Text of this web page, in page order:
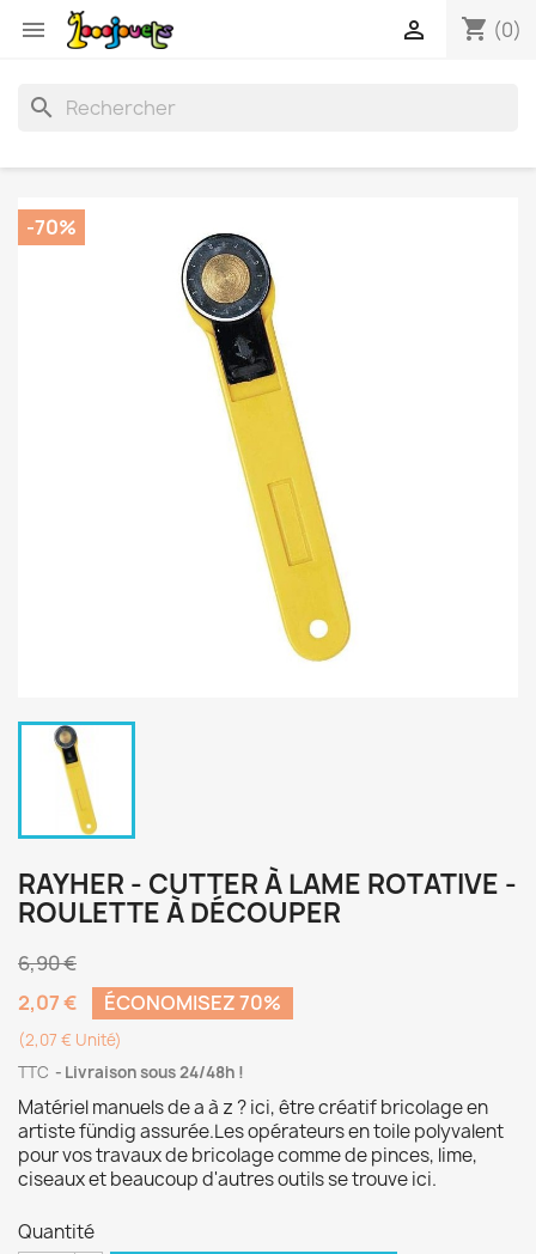
 shopping_cart (0)

search
-70%
RAYHER - CUTTER À LAME ROTATIVE -
ROULETTE À DÉCOUPER
6,90 €
2,07 €
ÉCONOMISEZ 70%
(2,07 € Unité)
TTC
Livraison sous 24/48h !
Matériel manuels de a à z ? ici, être créatif bricolage en
artiste fündig assurée.Les opérateurs en toile polyvalent
pour vos travaux de bricolage comme de pinces, lime,
ciseaux et beaucoup d'autres outils se trouve ici.
Quantité